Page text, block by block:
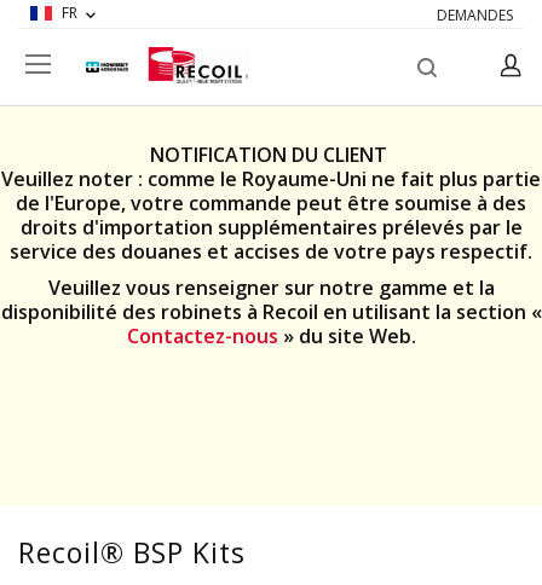
FR DEMANDES
Mon
Chercher
NOTIFICATION DU CLIENT
Veuillez noter : comme le Royaume-Uni ne fait plus partie
de l'Europe, votre commande peut être soumise à des
droits d'importation supplémentaires prélevés par le
service des douanes et accises de votre pays respectif.
Veuillez vous renseigner sur notre gamme et la
disponibilité des robinets à Recoil en utilisant la section «
Contactez-nous » du site Web.
Recoil® BSP Kits